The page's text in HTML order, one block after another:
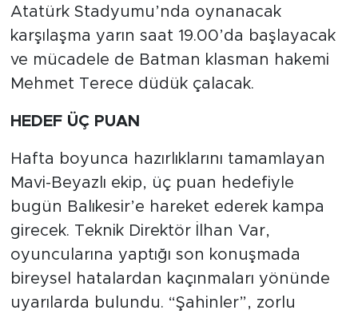
Atatürk Stadyumu’nda oynanacak
karşılaşma yarın saat 19.00’da başlayacak
ve mücadele de Batman klasman hakemi
Mehmet Terece düdük çalacak.
HEDEF ÜÇ PUAN
Hafta boyunca hazırlıklarını tamamlayan
Mavi-Beyazlı ekip, üç puan hedefiyle
bugün Balıkesir’e hareket ederek kampa
girecek. Teknik Direktör İlhan Var,
oyuncularına yaptığı son konuşmada
bireysel hatalardan kaçınmaları yönünde
uyarılarda bulundu. “Şahinler”, zorlu